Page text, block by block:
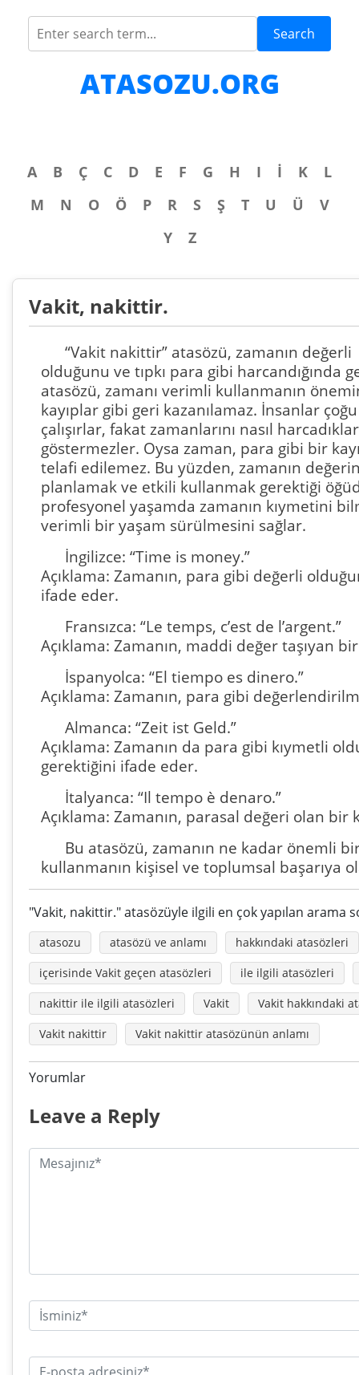
Search
ATASOZU.ORG
A B Ç C D E F G H I İ K
L
M
N O Ö P R S Ş T U Ü
V
Y
Z
Vakit, nakittir.
“Vakit nakittir” atasözü, zamanın değerli
olduğunu ve tıpkı para gibi harcandığında
atasözü, zamanı verimli kullanmanın
kayıplar gibi geri kazanılamaz. İnsanlar
çalışırlar, fakat zamanlarını nasıl
göstermezler. Oysa zaman, para gibi bir
telafi edilemez. Bu yüzden, zamanın
planlamak ve etkili kullanmak gerektiği
profesyonel yaşamda zamanın kıymetini
verimli bir yaşam sürülmesini sağlar.
İngilizce: “Time is money.”
Açıklama: Zamanın, para gibi değerli
ifade eder.
Fransızca: “Le temps, c’est de l’argent.”
Açıklama: Zamanın, maddi değer taşıyan
İspanyolca: “El tiempo es dinero.”
Açıklama: Zamanın, para gibi
Almanca: “Zeit ist Geld.”
Açıklama: Zamanın da para gibi kıymetli
gerektiğini ifade eder.
İtalyanca: “Il tempo è denaro.”
Açıklama: Zamanın, parasal değeri olan bir
Bu atasözü, zamanın ne kadar önemli
kullanmanın kişisel ve toplumsal başarıya
"Vakit, nakittir." atasözüyle ilgili en çok yapılan arama
atasozu atasözü ve anlamı
hakkındaki atasözleri
içerisinde Vakit geçen atasözleri
ile ilgili atasözleri
nakittir ile ilgili atasözleri
Vakit
Vakit hakkındaki
Vakit nakittir
Vakit nakittir atasözünün anlamı
Yorumlar
Leave a Reply